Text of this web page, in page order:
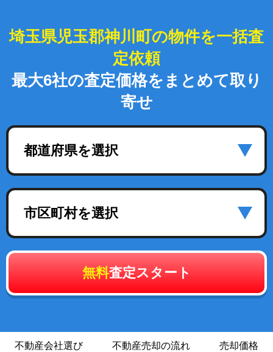
埼玉県児玉郡神川町の物件を一括査
定依頼
最大6社の査定価格をまとめて取り
寄せ
都道府県を選択
市区町村を選択
無料査定スタート
不動産会社選び 不動産売却の流れ 売却価格